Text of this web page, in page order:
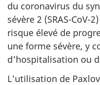
du coronavirus du
sévère 2 (SRAS-CoV-
risque élevé de
une forme sévère, y
d'hospitalisation ou
L'utilisation de